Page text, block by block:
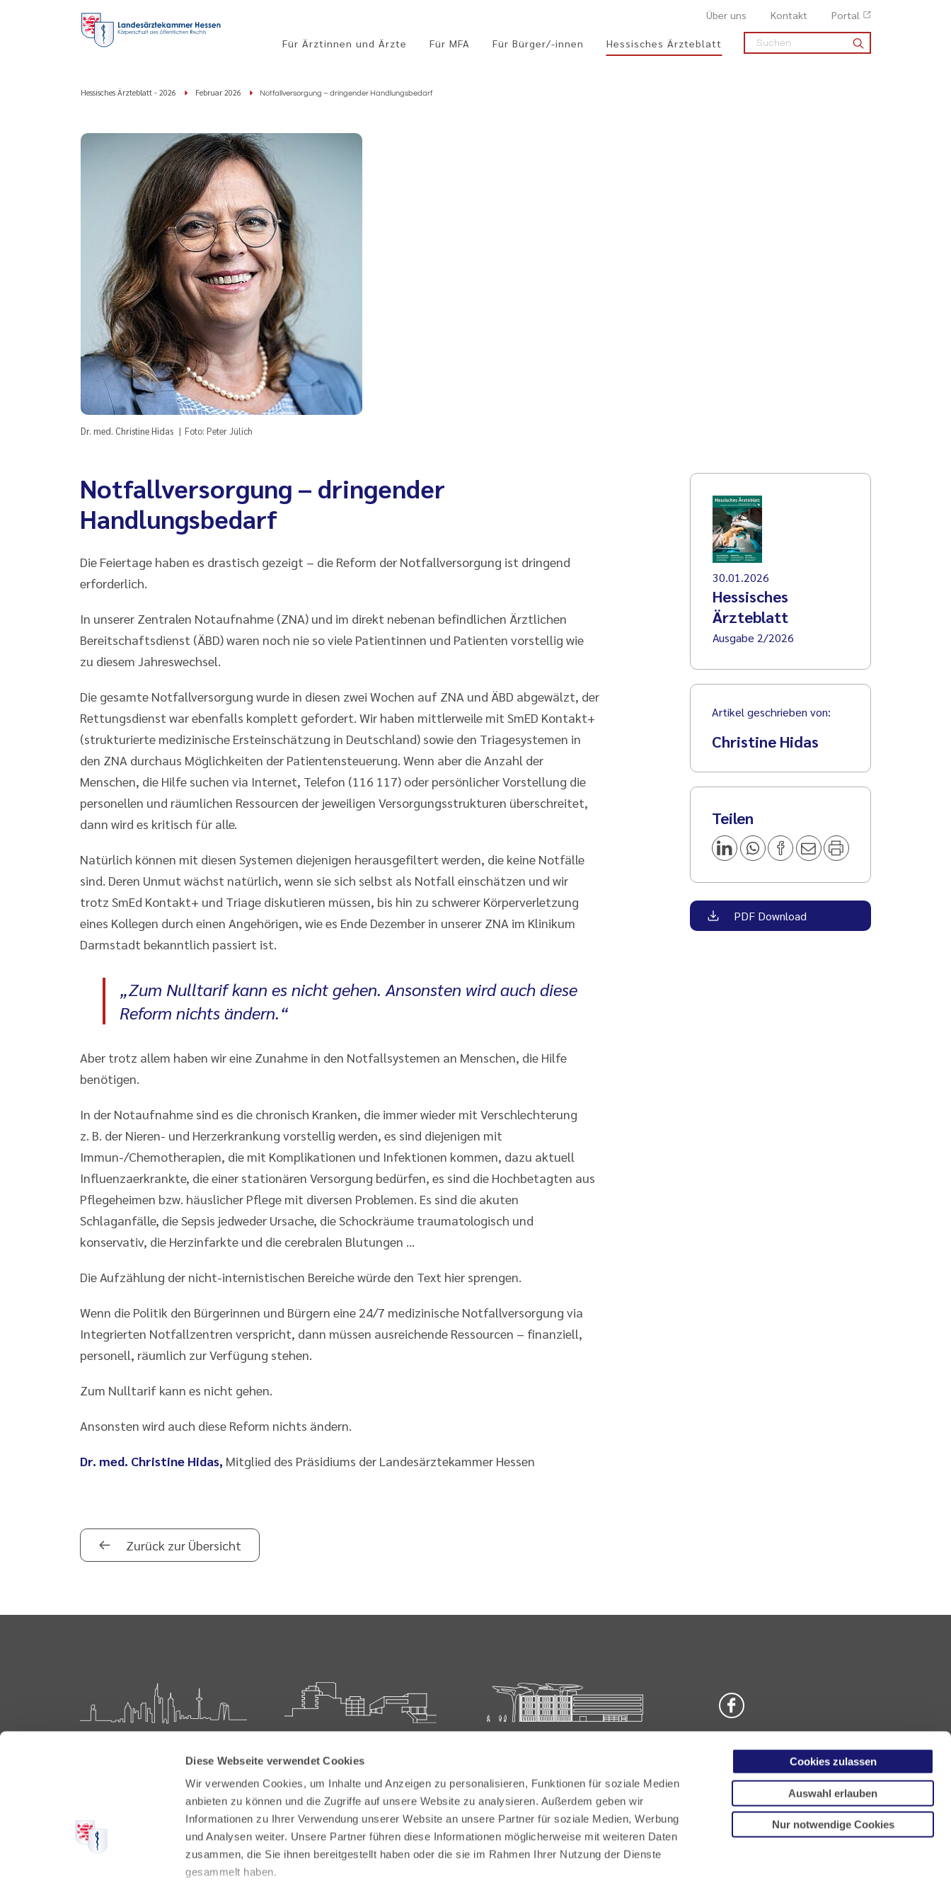
Diese Webseite verwendet Cookies
Wir verwenden Cookies, um Inhalte und Anzeigen zu personalisieren, Funktionen für soziale Medien
anbieten zu können und die Zugriffe auf unsere Website zu analysieren. Außerdem geben wir
Informationen zu Ihrer Verwendung unserer Website an unsere Partner für soziale Medien, Werbung
und Analysen weiter. Unsere Partner führen diese Informationen möglicherweise mit weiteren Daten
zusammen, die Sie ihnen bereitgestellt haben oder die sie im Rahmen Ihrer Nutzung der Dienste
gesammelt haben.
Cookies zulassen
Auswahl erlauben
Nur notwendige Cookies
Über uns Kontakt Portal
Für Ärztinnen und Ärzte Für MFA Für Bürger/-innen Hessisches Ärzteblatt
Hessisches Ärzteblatt - 2026 Februar 2026 Notfallversorgung – dringender Handlungsbedarf
Dr. med. Christine Hidas Foto: Peter Jülich
Notfallversorgung – dringender
Handlungsbedarf
Die Feiertage haben es drastisch gezeigt – die Reform der Notfallversorgung ist dringend
erforderlich.
In unserer Zentralen Notaufnahme (ZNA) und im direkt nebenan befindlichen Ärztlichen
Bereitschaftsdienst (ÄBD) waren noch nie so viele Patientinnen und Patienten vorstellig wie
zu diesem Jahreswechsel.
Die gesamte Notfallversorgung wurde in diesen zwei Wochen auf ZNA und ÄBD abgewälzt, der
Rettungsdienst war ebenfalls komplett gefordert. Wir haben mittlerweile mit SmED Kontakt+
(strukturierte medizinische Ersteinschätzung in Deutschland) sowie den Triagesystemen in
den ZNA durchaus Möglichkeiten der Patientensteuerung. Wenn aber die Anzahl der
Menschen, die Hilfe suchen via Internet, Telefon (116 117) oder persönlicher Vorstellung die
personellen und räumlichen Ressourcen der jeweiligen Versorgungsstrukturen überschreitet,
dann wird es kritisch für alle.
Natürlich können mit diesen Systemen diejenigen herausgefiltert werden, die keine Notfälle
sind. Deren Unmut wächst natürlich, wenn sie sich selbst als Notfall einschätzen und wir
trotz SmEd Kontakt+ und Triage diskutieren müssen, bis hin zu schwerer Körperverletzung
eines Kollegen durch einen Angehörigen, wie es Ende Dezember in unserer ZNA im Klinikum
Darmstadt bekanntlich passiert ist.
„Zum Nulltarif kann es nicht gehen. Ansonsten wird auch diese
Reform nichts ändern.“
Aber trotz allem haben wir eine Zunahme in den Notfallsystemen an Menschen, die Hilfe
benötigen.
In der Notaufnahme sind es die chronisch Kranken, die immer wieder mit Verschlechterung
z. B. der Nieren- und Herzerkrankung vorstellig werden, es sind diejenigen mit
Immun-/Chemotherapien, die mit Komplikationen und Infektionen kommen, dazu aktuell
Influenzaerkrankte, die einer stationären Versorgung bedürfen, es sind die Hochbetagten aus
Pflegeheimen bzw. häuslicher Pflege mit diversen Problemen. Es sind die akuten
Schlaganfälle, die Sepsis jedweder Ursache, die Schockräume traumatologisch und
konservativ, die Herzinfarkte und die cerebralen Blutungen …
Die Aufzählung der nicht-internistischen Bereiche würde den Text hier sprengen.
Wenn die Politik den Bürgerinnen und Bürgern eine 24/7 medizinische Notfallversorgung via
Integrierten Notfallzentren verspricht, dann müssen ausreichende Ressourcen – finanziell,
personell, räumlich zur Verfügung stehen.
Zum Nulltarif kann es nicht gehen.
Ansonsten wird auch diese Reform nichts ändern.
Dr. med. Christine Hidas, Mitglied des Präsidiums der Landesärztekammer Hessen
30.01.2026
Hessisches
Ärzteblatt
Ausgabe 2/2026
Artikel geschrieben von:
Christine Hidas
Teilen
PDF Download
Zurück zur Übersicht
Postfach 60 05 66
60335 Frankfurt
Carl-Oelemann-Weg 5
Tel:+49 6032 782-200
Fax: +49 6032 782-220
Carl-Oelemann-Weg 5
Tel: +49 6032 782-100
Fax: +49 6032 782-180